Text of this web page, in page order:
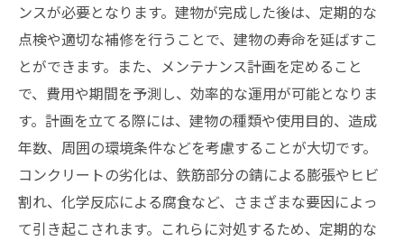
ンスが必要となります。建物が完成した後は、定期的な
点検や適切な補修を行うことで、建物の寿命を延ばすこ
とができます。また、メンテナンス計画を定めること
で、費用や期間を予測し、効率的な運用が可能となりま
す。計画を立てる際には、建物の種類や使用目的、造成
年数、周囲の環境条件などを考慮することが大切です。
コンクリートの劣化は、鉄筋部分の錆による膨張やヒビ
割れ、化学反応による腐食など、さまざまな要因によっ
て引き起こされます。これらに対処するため、定期的な